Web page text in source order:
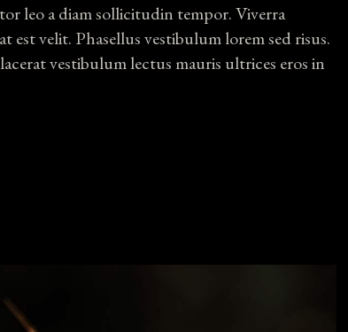
leo a diam sollicitudin tempor. Viverra
est velit. Phasellus vestibulum lorem sed risus.
vestibulum lectus mauris ultrices eros in